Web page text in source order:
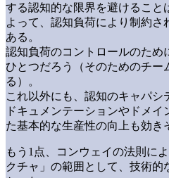
する認知的な限界を避けること
よって、認知負荷により制約
ある。
認知負荷のコントロールのため
ひとつだろう（そのためのチー
る）。
これ以外にも、認知のキャパ
ドキュメンテーションやドメ
た基本的な生産性の向上も効き
もう1点、コンウェイの法則に
クチャ」の範囲として、技術